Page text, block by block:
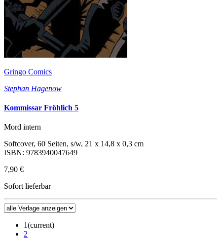
Gringo Comics
Stephan Hagenow
Kommissar Fröhlich 5
Mord intern
Softcover, 60 Seiten, s/w, 21 x 14,8 x 0,3 cm
ISBN: 9783940047649
7,90 €
Sofort lieferbar
1(current)
2